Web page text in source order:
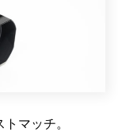
マッチ。